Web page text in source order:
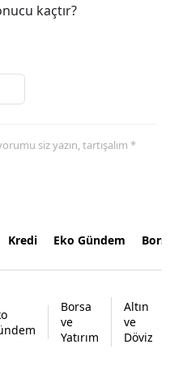
kaçtır?
siz yazın, tartışalım *
Kredi Eko Gündem
Borsa
ve
Yatırım
Altın
ve
Döviz